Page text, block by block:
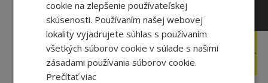
19
9,95€
cookie na zlepšenie používateľskej
skúsenosti. Používaním našej webovej
lokality vyjadrujete súhlas s používaním
všetkých súborov cookie v súlade s našimi
zásadami používania súborov cookie.
Prečítať viac